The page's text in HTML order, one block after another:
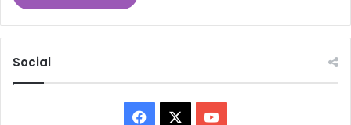
Social
Facebook You